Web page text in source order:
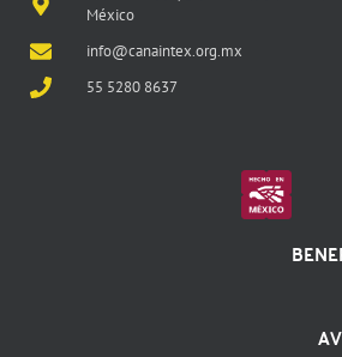
México
info@canaintex.org.mx
55 5280 8637